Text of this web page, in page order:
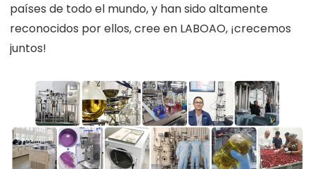
países de todo el mundo, y han sido altamente
reconocidos por ellos, cree en LABOAO, ¡crecemos
juntos!